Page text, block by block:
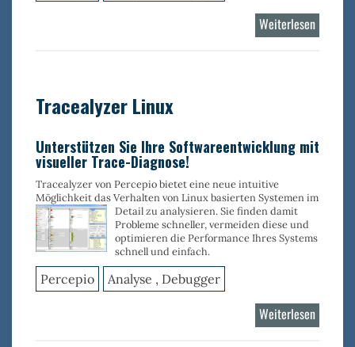
Weiterlesen
Tracealyzer Linux
Unterstützen Sie Ihre Softwareentwicklung mit
visueller Trace-Diagnose!
Tracealyzer von Percepio bietet eine neue intuitive
Möglichkeit das Verhalten von Linux basierten Systemen im
Detail zu analysieren. Sie finden damit
Probleme schneller, vermeiden diese und
optimieren die Performance Ihres Systems
schnell und einfach.
Percepio Analyse , Debugger
Weiterlesen